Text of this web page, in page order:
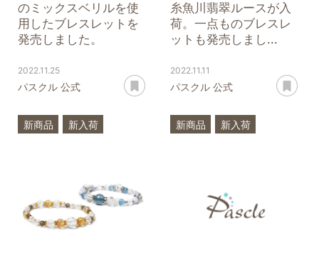
のミックスベリルを使
用したブレスレットを
発売しました。
2022.11.25
パスクル 公式
あとで読む
新商品
新入荷
糸魚川翡翠ルースが入
荷。一点ものブレスレ
ットも発売しまし...
2022.11.11
パスクル 公式
新商品
新入荷